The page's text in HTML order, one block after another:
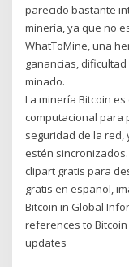
parecido bastante
minería, ya que no
WhatToMine, una
ganancias,
minado.
La minería Bitcoin
computacional para
seguridad de la red,
estén
clipart gratis para
gratis en español,
Bitcoin in Global
references to
updates